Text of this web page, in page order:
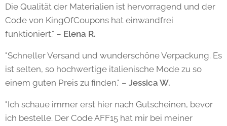
Die Qualität der Materialien ist hervorragend und der
Code von KingOfCoupons hat einwandfrei
funktioniert." – Elena R.
"Schneller Versand und wunderschöne Verpackung. Es
ist selten, so hochwertige italienische Mode zu so
einem guten Preis zu finden." – Jessica W.
"Ich schaue immer erst hier nach Gutscheinen, bevor
ich bestelle. Der Code AFF15 hat mir bei meiner